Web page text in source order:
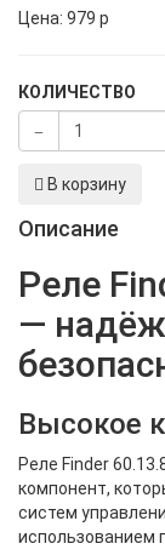
Цена: 979 p
КОЛИЧЕСТВО
В корзину
Описание
Реле
—
Высокое
Реле Finder
компонент,
систем
использованием